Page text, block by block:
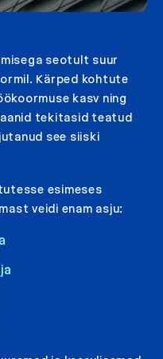
seotult suur
Kärped kohtute
kasv ning
tekitasid teatud
see siiski
esimeses
veidi enam asju: